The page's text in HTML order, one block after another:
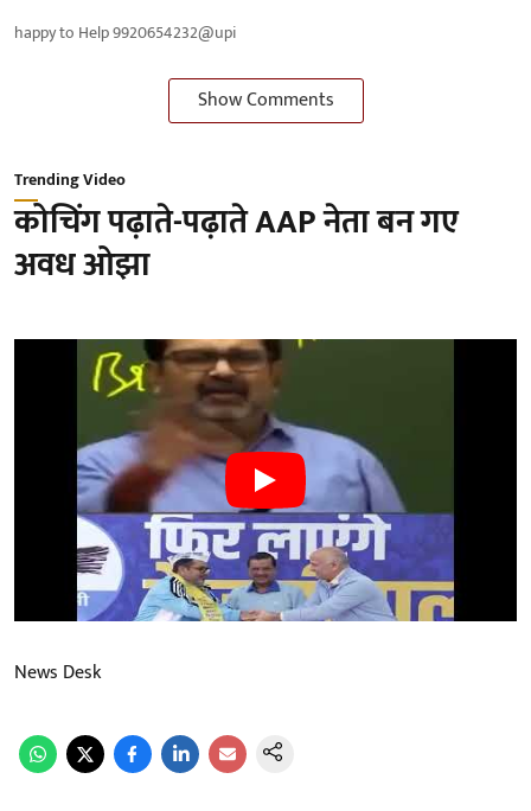
happy to Help 9920654232@upi
Show Comments
Trending Video
कोचिंग पढ़ाते-पढ़ाते AAP नेता बन गए
अवध ओझा
News Desk